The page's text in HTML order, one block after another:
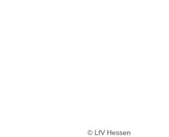
© LfV Hessen